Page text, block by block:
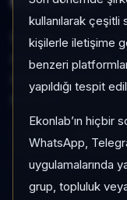
kullanılarak çeşitli
kişilerle iletişime
benzeri
yapıldığı tespit
Ekonlab’ın hiçbir
WhatsApp,
uygulamalarında
grup, topluluk
Cronos, Large
son 3 ayda %-
sinyaliyle kripto
Risk:Düşük